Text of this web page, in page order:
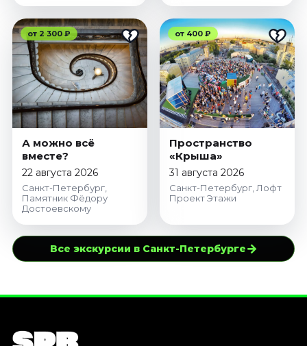
от 2 300 ₽
А можно всё
вместе?
22 августа 2026
Санкт-Петербург,
Памятник Фёдору
Достоевскому
от 400 ₽
Пространство
«Крыша»
31 августа 2026
Санкт-Петербург, Лофт
Проект Этажи
Все экскурсии в Санкт-Петербурге→